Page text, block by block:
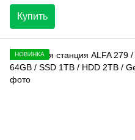
Купить
НОВИНКА